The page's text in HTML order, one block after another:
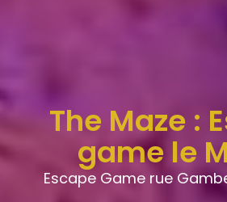
The Maze :
game le
Escape Game rue